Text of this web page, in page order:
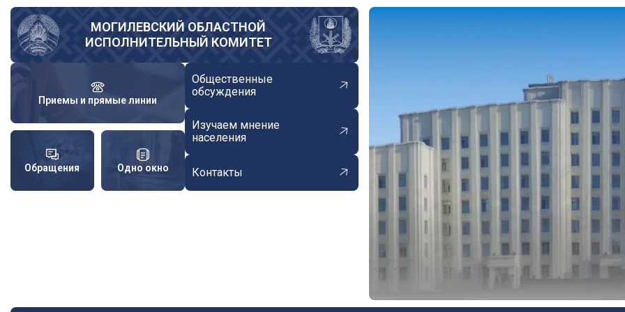
Перейти
основному
содержанию
МОГИЛЕВСКИЙ ОБЛАСТНОЙ
ИСПОЛНИТЕЛЬНЫЙ КОМИТЕТ
Приемы и прямые линии
Обращения Одно окно
Общественные
обсуждения
Изучаем мнение
населения
Контакты